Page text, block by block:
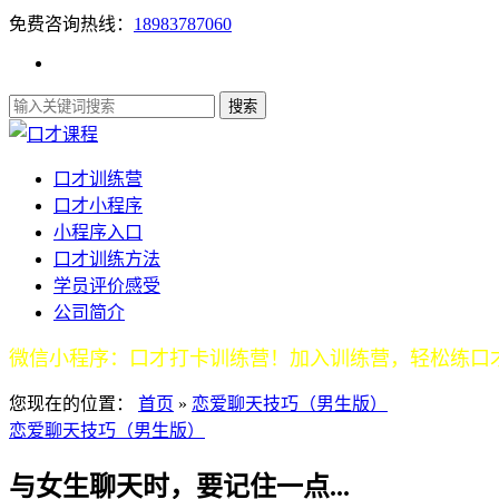
免费咨询热线： 18983787060
口才训练营
口才小程序
小程序入口
口才训练方法
学员评价感受
公司简介
微信小程序：口才打卡训练营！加入训练营，轻松练口
您现在的位置： 首页 » 恋爱聊天技巧（男生版）
恋爱聊天技巧（男生版）
与女生聊天时，要记住一点...